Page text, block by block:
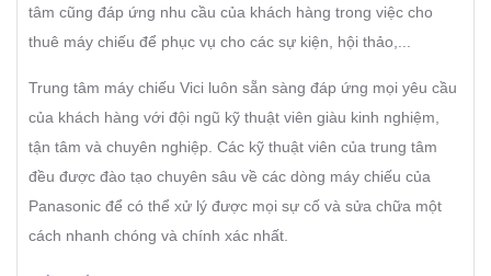
tâm cũng đáp ứng nhu cầu của khách hàng trong việc cho
thuê máy chiếu để phục vụ cho các sự kiện, hội thảo,...
Trung tâm máy chiếu Vici luôn sẵn sàng đáp ứng mọi yêu cầu
của khách hàng với đội ngũ kỹ thuật viên giàu kinh nghiệm,
tận tâm và chuyên nghiệp. Các kỹ thuật viên của trung tâm
đều được đào tạo chuyên sâu về các dòng máy chiếu của
Panasonic để có thể xử lý được mọi sự cố và sửa chữa một
cách nhanh chóng và chính xác nhất.